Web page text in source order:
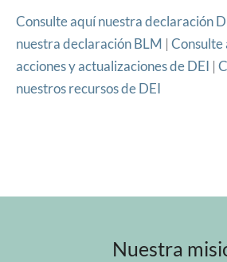
Consulte aquí nuestra declaración
nuestra declaración BLM | Consulte
acciones y actualizaciones de DEI |
nuestros recursos de DEI
Nuestra